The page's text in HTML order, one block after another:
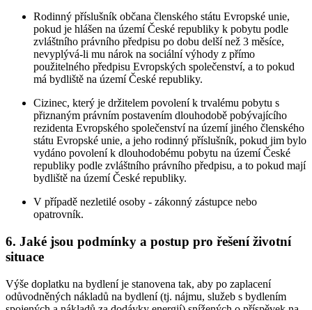
Rodinný příslušník občana členského státu Evropské unie,
pokud je hlášen na území České republiky k pobytu podle
zvláštního právního předpisu po dobu delší než 3 měsíce,
nevyplývá-li mu nárok na sociální výhody z přímo
použitelného předpisu Evropských společenství, a to pokud
má bydliště na území České republiky.
Cizinec, který je držitelem povolení k trvalému pobytu s
přiznaným právním postavením dlouhodobě pobývajícího
rezidenta Evropského společenství na území jiného členského
státu Evropské unie, a jeho rodinný příslušník, pokud jim bylo
vydáno povolení k dlouhodobému pobytu na území České
republiky podle zvláštního právního předpisu, a to pokud mají
bydliště na území České republiky.
V případě nezletilé osoby - zákonný zástupce nebo
opatrovník.
6. Jaké jsou podmínky a postup pro řešení životní
situace
Výše doplatku na bydlení je stanovena tak, aby po zaplacení
odůvodněných nákladů na bydlení (tj. nájmu, služeb s bydlením